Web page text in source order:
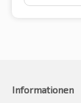
Informationen